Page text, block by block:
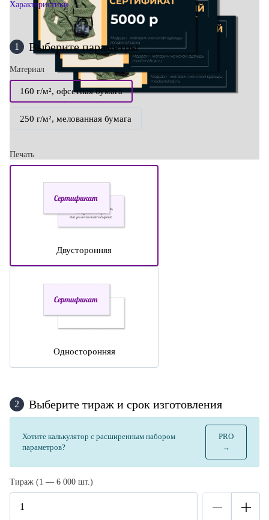
Характеристики
1 Выберите параметры
Материал
160 г/м², офсетная бумага
250 г/м², мелованная бумага
Печать
Двусторонняя
Односторонняя
2 Выберите тираж и срок изготовления
Хотите калькулятор с расширенным набором
параметров?
PRO
→
Тираж (1 — 6 000 шт.)